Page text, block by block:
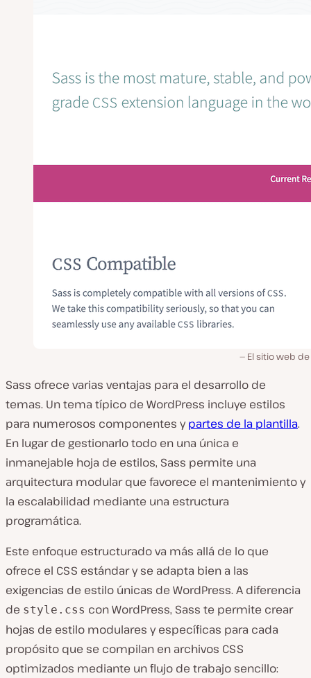
El sitio web de
Sass ofrece varias ventajas para el desarrollo de
temas. Un tema típico de WordPress incluye estilos
para numerosos componentes ypartes de la plantilla.
En lugar de gestionarlo todo en una única e
inmanejable hoja de estilos, Sass permite una
arquitectura modular que favorece el mantenimiento y
la escalabilidad mediante una estructura
programática.
Este enfoque estructurado va más allá de lo que
ofrece el CSS estándar y se adapta bien a las
exigencias de estilo únicas de WordPress. A diferencia
de style.css con WordPress, Sass te permite crear
hojas de estilo modulares y específicas para cada
propósito que se compilan en archivos CSS
optimizados mediante un flujo de trabajo sencillo: